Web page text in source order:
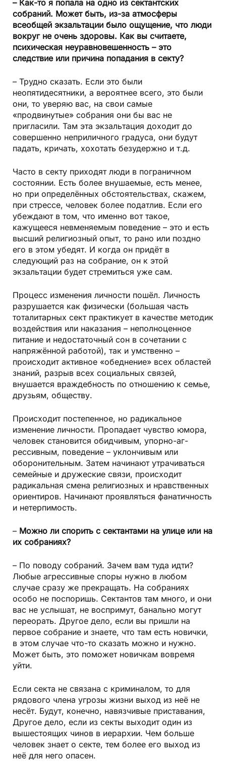
– Как-то я попала на одно из сектантских
собраний. Может быть, из-за атмосферы
всеобщей экзальтации было ощущение, что люди
вокруг не очень здоровы. Как вы считаете,
психическая неуравновешенность – это
следствие или причина попадания в секту?
– Трудно сказать. Если это были
неопятидесятники, а вероятнее всего, это были
они, то уверяю вас, на свои самые
«продвинутые» собрания они бы вас не
пригласили. Там эта экзальтация доходит до
совершенно неприличного градуса, они будут
падать, кричать, хохотать безудержно и т.д.
Часто в секту приходят люди в пограничном
состоянии. Есть более внушаемые, есть менее,
но при определённых обстоятельствах, скажем,
при стрессе, человек более податлив. Если его
убеждают в том, что именно вот такое,
кажущееся невменяемым поведение – это и есть
высший религиозный опыт, то рано или поздно
его в этом убедят. И когда он придёт в
следующий раз на собрание, он к этой
экзальтации будет стремиться уже сам.
Процесс изменения личности пошёл. Личность
разрушается как физически (большая часть
тоталитарных сект практикует в качестве методик
воздействия или наказания – неполноценное
питание и недостаточный сон в сочетании с
напряжённой работой), так и умственно –
происходит активное «обеднение» всех областей
знаний, разрыв всех социальных связей,
внушается враждебность по отношению к семье,
друзьям, обществу.
Происходит постепенное, но радикальное
изменение личности. Пропадает чувство юмора,
человек становится обидчивым, упорно-аг­
рессивным, поведение – уклончивым или
оборонительным. Затем начинают утрачиваться
семейные и дружеские связи, происходит
радикальная смена религиозных и нравственных
ориентиров. Начинают проявляться фанатичность
и нетерпимость.
– Можно ли спорить с сектантами на улице или на
их собраниях?
– По поводу собраний. Зачем вам туда идти?
Любые агрессивные споры нужно в любом
случае сразу же прекращать. На собраниях
особо не поспоришь. Сектантов там много, и они
вас не услышат, не воспримут, банально могут
переорать. Другое дело, если вы пришли на
первое собрание и знаете, что там есть новички,
в этом случае что-то сказать можно и нужно.
Может быть, это поможет новичкам вовремя
уйти.
Если секта не связана с криминалом, то для
рядового члена угрозы жизни выход из неё не
несёт. Будут, конечно, навязчивые приставания,
Другое дело, если из секты выходит один из
вышестоящих чинов в иерархии. Чем больше
человек знает о секте, тем более его выход из
неё для него опасен.